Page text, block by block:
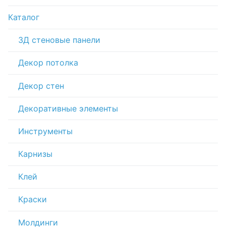
Каталог
3Д стеновые панели
Декор потолка
Декор стен
Декоративные элементы
Инструменты
Карнизы
Клей
Краски
Молдинги